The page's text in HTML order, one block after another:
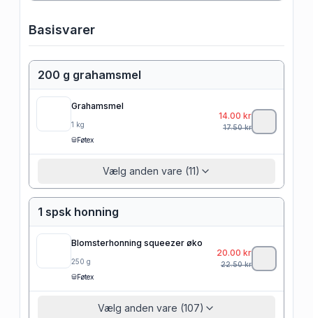
Basisvarer
200 g grahamsmel
Grahamsmel
1 kg
Føtex
14.00 kr
17.50kr
Vælg anden vare (11)
1 spsk honning
Blomsterhonning squeezer øko
250 g
Føtex
20.00 kr
22.50kr
Vælg anden vare (107)